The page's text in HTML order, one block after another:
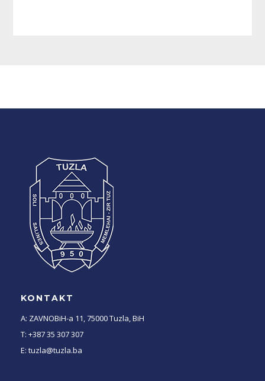
KONTAKT
A: ZAVNOBiH-a 11, 75000 Tuzla, BiH
T: +387 35 307 307
E: tuzla@tuzla.ba